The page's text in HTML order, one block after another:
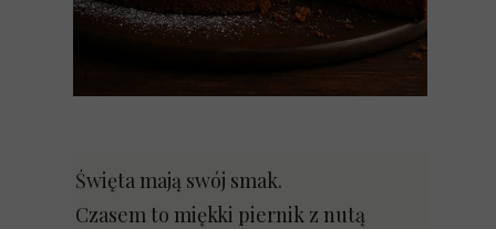
Święta mają swój smak.
Czasem to miękki piernik z nutą